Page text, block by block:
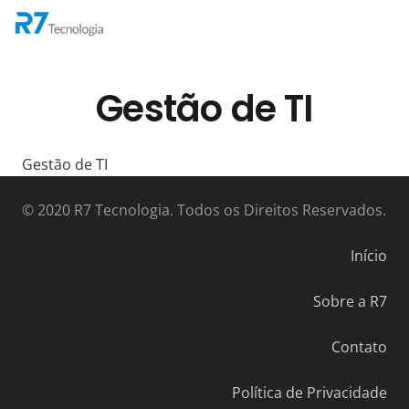
Gestão de TI
Gestão de TI
© 2020 R7 Tecnologia. Todos os Direitos Reservados.
Início
Sobre a R7
Contato
Política de Privacidade